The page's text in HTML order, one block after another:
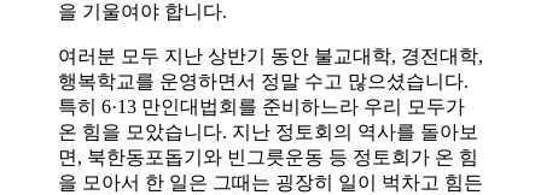
을 기울여야 합니다.
여러분 모두 지난 상반기 동안 불교대학, 경전대학,
행복학교를 운영하면서 정말 수고 많으셨습니다.
특히 6·13 만인대법회를 준비하느라 우리 모두가
온 힘을 모았습니다. 지난 정토회의 역사를 돌아보
면, 북한동포돕기와 빈그릇운동 등 정토회가 온 힘
을 모아서 한 일은 그때는 굉장히 일이 벅차고 힘든